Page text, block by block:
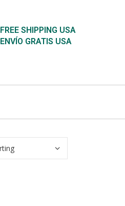
FREE SHIPPING USA
ENVÍO GRATIS USA